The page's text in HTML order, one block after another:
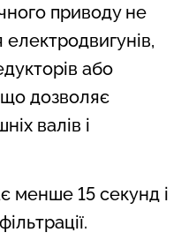
приводу не
або
що дозволяє
валів і
менше 15 секунд і